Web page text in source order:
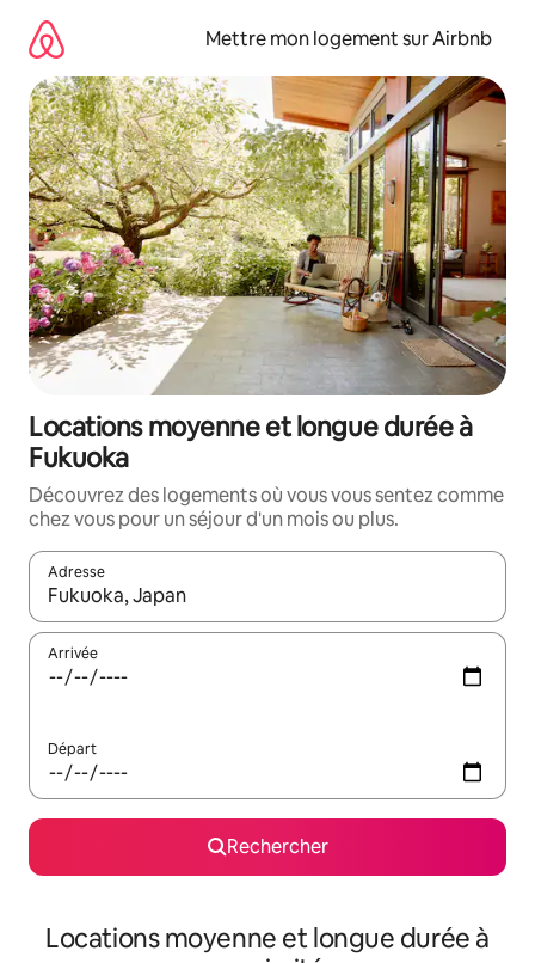
directement
contenu
Mettre mon logement sur Airbnb
Locations moyenne et longue durée à
Fukuoka
Découvrez des logements où vous vous sentez comme
chez vous pour un séjour d'un mois ou plus.
Adresse
Lorsque les résultats s'affichent, utilisez les flèches vers le
Arrivée
Départ
Rechercher
Locations moyenne et longue durée à